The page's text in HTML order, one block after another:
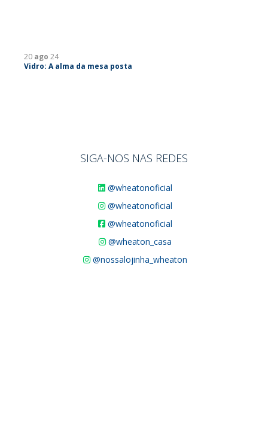
20 ago 24
Vidro: A alma da mesa posta
SIGA-NOS NAS REDES
@wheatonoficial
@wheatonoficial
@wheatonoficial
@wheaton_casa
@nossalojinha_wheaton